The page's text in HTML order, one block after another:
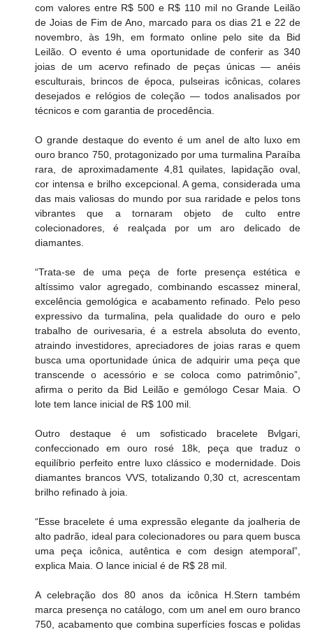
com valores entre R$ 500 e R$ 110 mil no Grande Leilão
de Joias de Fim de Ano, marcado para os dias 21 e 22 de
novembro, às 19h, em formato online pelo site da Bid
Leilão. O evento é uma oportunidade de conferir as 340
joias de um acervo refinado de peças únicas — anéis
esculturais, brincos de época, pulseiras icônicas, colares
desejados e relógios de coleção — todos analisados por
técnicos e com garantia de procedência.
O grande destaque do evento é um anel de alto luxo em
ouro branco 750, protagonizado por uma turmalina Paraíba
rara, de aproximadamente 4,81 quilates, lapidação oval,
cor intensa e brilho excepcional. A gema, considerada uma
das mais valiosas do mundo por sua raridade e pelos tons
vibrantes que a tornaram objeto de culto entre
colecionadores, é realçada por um aro delicado de
diamantes.
“Trata-se de uma peça de forte presença estética e
altíssimo valor agregado, combinando escassez mineral,
excelência gemológica e acabamento refinado. Pelo peso
expressivo da turmalina, pela qualidade do ouro e pelo
trabalho de ourivesaria, é a estrela absoluta do evento,
atraindo investidores, apreciadores de joias raras e quem
busca uma oportunidade única de adquirir uma peça que
transcende o acessório e se coloca como patrimônio”,
afirma o perito da Bid Leilão e gemólogo Cesar Maia. O
lote tem lance inicial de R$ 100 mil.
Outro destaque é um sofisticado bracelete Bvlgari,
confeccionado em ouro rosé 18k, peça que traduz o
equilíbrio perfeito entre luxo clássico e modernidade. Dois
diamantes brancos VVS, totalizando 0,30 ct, acrescentam
brilho refinado à joia.
“Esse bracelete é uma expressão elegante da joalheria de
alto padrão, ideal para colecionadores ou para quem busca
uma peça icônica, autêntica e com design atemporal”,
explica Maia. O lance inicial é de R$ 28 mil.
A celebração dos 80 anos da icônica H.Stern também
marca presença no catálogo, com um anel em ouro branco
750, acabamento que combina superfícies foscas e polidas